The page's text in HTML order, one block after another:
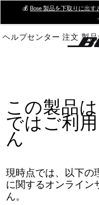
Main
💰 Bose 製品を下取りに出
ヘルプセンター 注文 製
この製品
ではご利
ん
現時点では、以下の
に関するオンライン
ん。